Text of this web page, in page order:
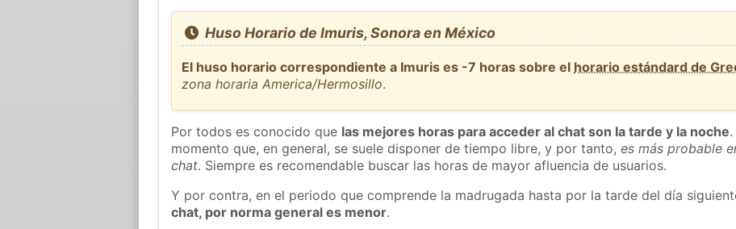
Huso Horario de Imuris, Sonora en México
El huso horario correspondiente a Imuris es -7 horas sobre el horario estándard de
zona horaria America/Hermosillo.
Por todos es conocido que las mejores horas para acceder al chat son la tarde y la noche
momento que, en general, se suele disponer de tiempo libre, y por tanto,es más probable
chat. Siempre es recomendable buscar las horas de mayor afluencia de usuarios.
Y por contra, en el periodo que comprende la madrugada hasta por la tarde del día
chat, por norma general es menor.